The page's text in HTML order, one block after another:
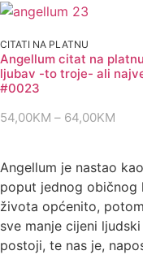
do
CITATI NA PLATNU
Angellum citat na
ljubav -to troje- ali
#0023
54,00KM – 64,00KM
do
Angellum je nastao
poput jednog običnog
života općenito,
sve manje cijeni
postoji, te nas je,